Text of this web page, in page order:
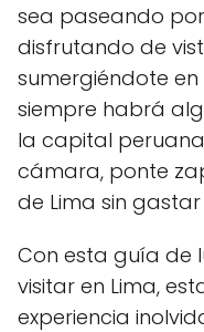
sea paseando
disfrutando de
sumergiéndote
siempre habrá
la capital
cámara, ponte
de Lima sin gastar
Con esta guía de
visitar en Lima,
experiencia